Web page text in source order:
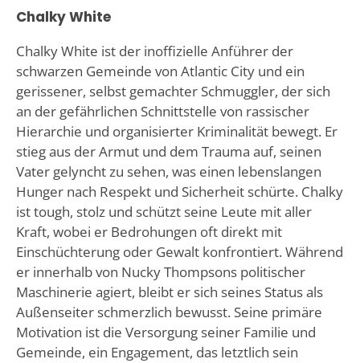
Chalky White
Chalky White ist der inoffizielle Anführer der
schwarzen Gemeinde von Atlantic City und ein
gerissener, selbst gemachter Schmuggler, der sich
an der gefährlichen Schnittstelle von rassischer
Hierarchie und organisierter Kriminalität bewegt. Er
stieg aus der Armut und dem Trauma auf, seinen
Vater gelyncht zu sehen, was einen lebenslangen
Hunger nach Respekt und Sicherheit schürte. Chalky
ist tough, stolz und schützt seine Leute mit aller
Kraft, wobei er Bedrohungen oft direkt mit
Einschüchterung oder Gewalt konfrontiert. Während
er innerhalb von Nucky Thompsons politischer
Maschinerie agiert, bleibt er sich seines Status als
Außenseiter schmerzlich bewusst. Seine primäre
Motivation ist die Versorgung seiner Familie und
Gemeinde, ein Engagement, das letztlich sein